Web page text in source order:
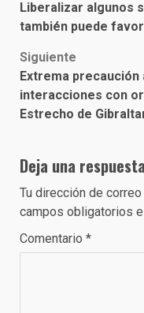
navigation
Liberalizar algunos
también puede
Siguiente
Extrema precaución
interacciones con
Estrecho de
Deja una respuesta
Tu dirección de
campos obligatorios
Comentario *